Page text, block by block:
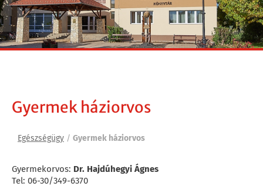
Gyermek háziorvos
Egészségügy / Gyermek háziorvos
Gyermekorvos: Dr. Hajdúhegyi Ágnes
Tel: 06-30/349-6370